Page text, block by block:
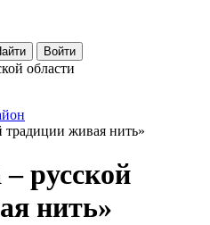
Войти
области
традиции живая нить»
русской
нить»